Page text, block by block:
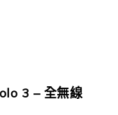
3 – 全無線